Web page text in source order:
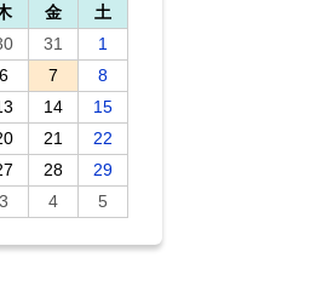
金
土
31
1
6 7
8
14
15
21
22
28
29
3 4 5